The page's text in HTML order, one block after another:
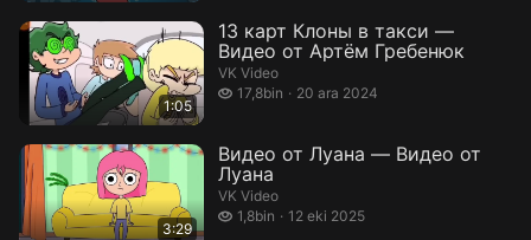
1:05
13 карт Клоны в такси —
Видео от Артём Гребенюк
VK Video
17,8bin
17,8 bin izleme20 ara 2024
3:29
Видео от Луана — Видео от
Луана
VK Video
1,8bin
1,8 bin izleme12 eki 2025